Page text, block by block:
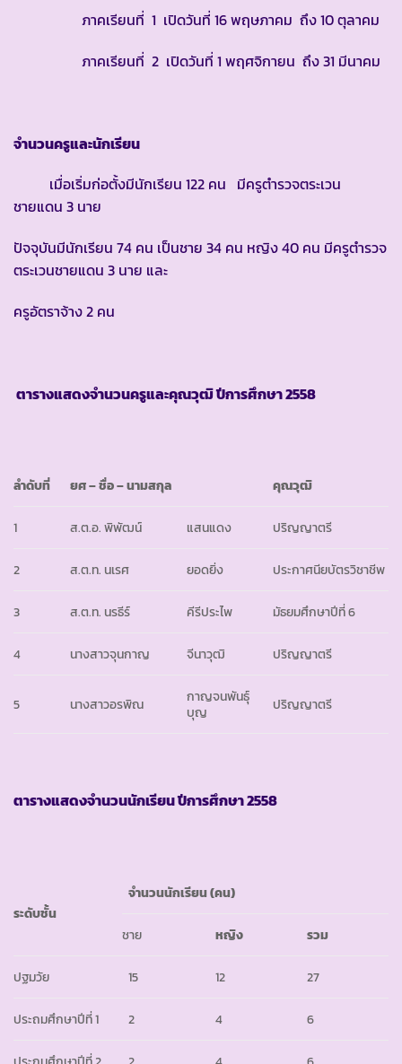
ภาคเรียนที่ 1 เปิดวันที่ 16 พฤษภาคม ถึง 10 ตุลาคม
ภาคเรียนที่ 2 เปิดวันที่ 1 พฤศจิกายน ถึง 31 มีนาคม
จำนวนครูและนักเรียน
เมื่อเริ่มก่อตั้งมีนักเรียน 122 คน มีครูตำรวจตระเวน
ชายแดน 3 นาย
ปัจจุบันมีนักเรียน 74 คน เป็นชาย 34 คน หญิง 40 คน มีครูตำรวจ
ตระเวนชายแดน 3 นาย และ
ครูอัตราจ้าง 2 คน
ตารางแสดงจำนวนครูและคุณวุฒิ ปีการศึกษา2558
ลำดับที่ ยศ– ชื่อ – นามสกุล คุณวุฒิ
1 ส.ต.อ. พิพัฒน์ แสนแดง ปริญญาตรี
2 ส.ต.ท. นเรศ ยอดยิ่ง ประกาศนียบัตรวิชาชีพ
3 ส.ต.ท. นรธีร์ คีรีประไพ มัธยมศึกษาปีที่ 6
4 นางสาวจุนกาญ จีนาวุฒิ ปริญญาตรี
5 นางสาวอรพิณ
กาญจนพันธุ์
บุญ
ปริญญาตรี
ตารางแสดงจำนวนนักเรียน ปีการศึกษา2558
ระดับชั้น
จำนวนนักเรียน(คน)
ชาย หญิง รวม
ปฐมวัย 15 12 27
ประถมศึกษาปีที่ 1 2 4 6